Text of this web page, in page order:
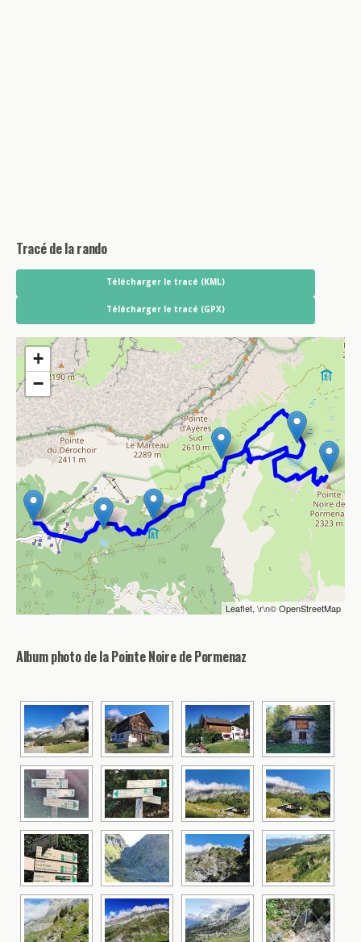
Tracé de la rando
Télécharger le tracé (KML)
Télécharger le tracé (GPX)
+
−
Leaflet, \r\n©OpenStreetMap
Album photo de la Pointe Noire de Pormenaz